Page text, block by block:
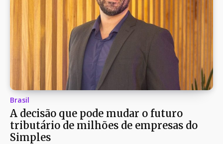
Brasil
A decisão que pode mudar o futuro
tributário de milhões de empresas do
Simples